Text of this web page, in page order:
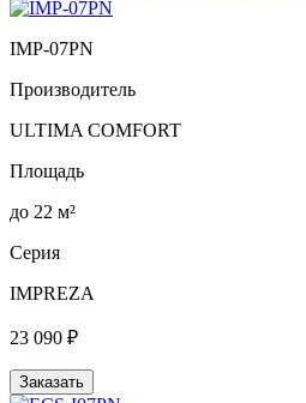
IMP-07PN
Производитель
ULTIMA COMFORT
Площадь
до 22 м²
Серия
IMPREZA
23 090 ₽
Заказать